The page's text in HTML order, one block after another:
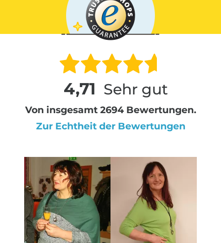
4,71 Sehr gut
Von insgesamt 2694 Bewertungen.
Zur Echtheit der Bewertungen